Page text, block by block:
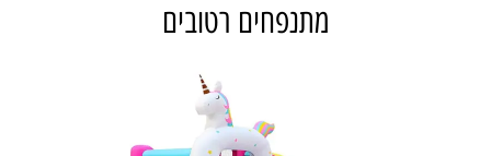
מתנפחים רטובים